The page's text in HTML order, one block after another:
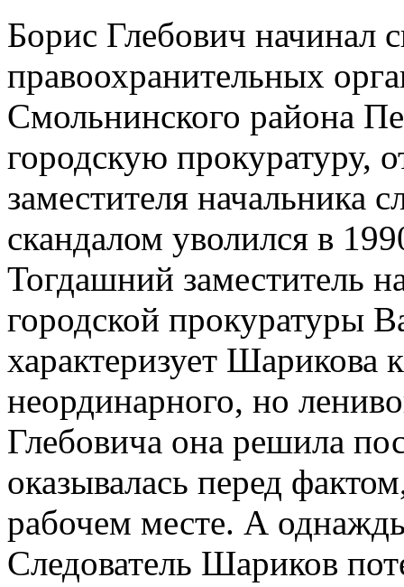
Борис Глебович начинал
правоохранительных
Смольнинского района
городскую прокуратуру,
заместителя начальника
скандалом уволился в
Тогдашний заместитель
городской прокуратуры
характеризует Шарикова
неординарного, но
Глебовича она решила
оказывалась перед
рабочем месте. А
Следователь Шариков